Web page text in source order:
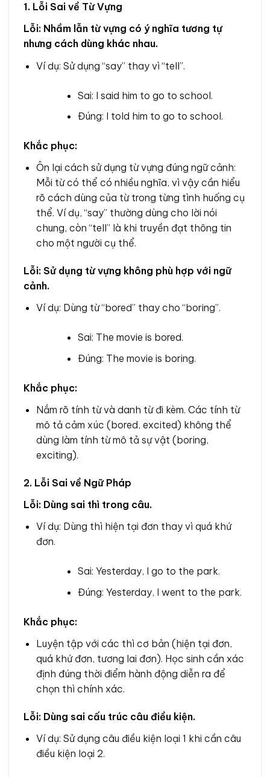
1. Lỗi Sai về Từ Vựng
Lỗi: Nhầm lẫn từ vựng có ý nghĩa tương tự
nhưng cách dùng khác nhau.
Ví dụ: Sử dụng “say” thay vì “tell”.
Sai: I said him to go to school.
Đúng: I told him to go to school.
Khắc phục:
Ôn lại cách sử dụng từ vựng đúng ngữ cảnh:
Mỗi từ có thể có nhiều nghĩa, vì vậy cần hiểu
rõ cách dùng của từ trong từng tình huống cụ
thể. Ví dụ, “say” thường dùng cho lời nói
chung, còn “tell” là khi truyền đạt thông tin
cho một người cụ thể.
Lỗi: Sử dụng từ vựng không phù hợp với ngữ
cảnh.
Ví dụ: Dùng từ “bored” thay cho “boring”.
Sai: The movie is bored.
Đúng: The movie is boring.
Khắc phục:
Nắm rõ tính từ và danh từ đi kèm. Các tính từ
mô tả cảm xúc (bored, excited) không thể
dùng làm tính từ mô tả sự vật (boring,
exciting).
2. Lỗi Sai về Ngữ Pháp
Lỗi: Dùng sai thì trong câu.
Ví dụ: Dùng thì hiện tại đơn thay vì quá khứ
đơn.
Sai: Yesterday, I go to the park.
Đúng: Yesterday, I went to the park.
Khắc phục:
Luyện tập với các thì cơ bản (hiện tại đơn,
quá khứ đơn, tương lai đơn). Học sinh cần xác
định đúng thời điểm hành động diễn ra để
chọn thì chính xác.
Lỗi: Dùng sai cấu trúc câu điều kiện.
Ví dụ: Sử dụng câu điều kiện loại 1 khi cần câu
điều kiện loại 2.